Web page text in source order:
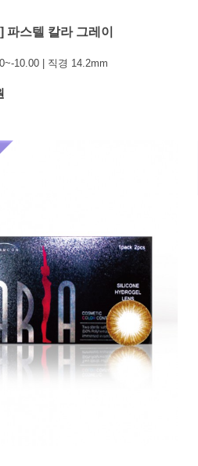
파스텔 칼라 그레이
10.00 | 직경 14.2mm